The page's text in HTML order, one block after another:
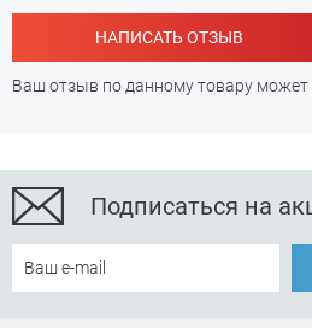
НАПИСАТЬ ОТЗЫВ
Ваш отзыв по данному товару
Подписаться на